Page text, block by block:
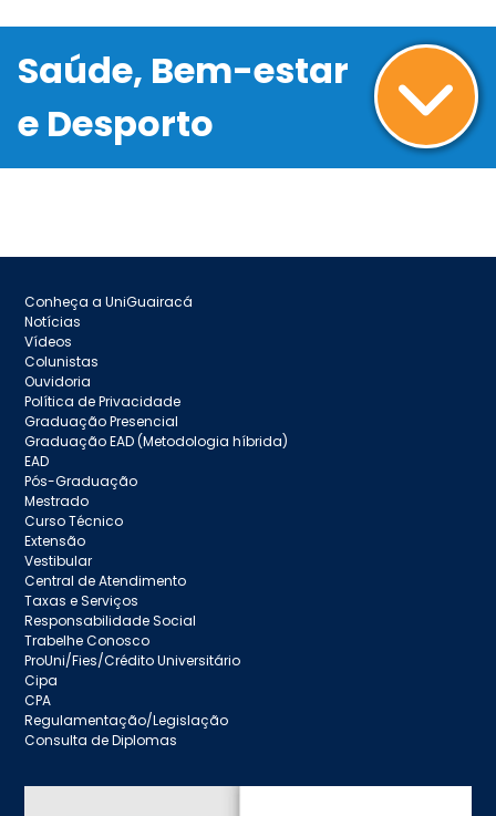
Saúde, Bem-estar
e Desporto
Conheça a UniGuairacá
Notícias
Vídeos
Colunistas
Ouvidoria
Política de Privacidade
Graduação Presencial
Graduação EAD (Metodologia híbrida)
EAD
Pós-Graduação
Mestrado
Curso Técnico
Extensão
Vestibular
Central de Atendimento
Taxas e Serviços
Responsabilidade Social
Trabelhe Conosco
ProUni/Fies/Crédito Universitário
Cipa
CPA
Regulamentação/Legislação
Consulta de Diplomas